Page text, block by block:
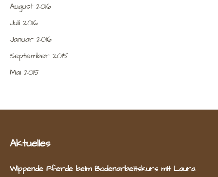
August 2016
Juli 2016
Januar 2016
September 2015
Mai 2015
Aktuelles
Wippende Pferde beim Bodenarbeitskurs mit Laura